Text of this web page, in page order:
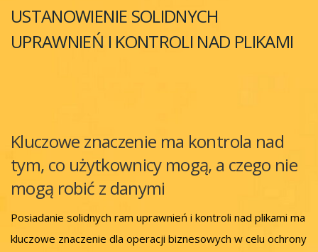
USTANOWIENIE SOLIDNYCH
UPRAWNIEŃ I KONTROLI NAD PLIKAMI
Kluczowe znaczenie ma kontrola nad
tym, co użytkownicy mogą, a czego nie
mogą robić z danymi
Posiadanie solidnych ram uprawnień i kontroli nad plikami ma
kluczowe znaczenie dla operacji biznesowych w celu ochrony